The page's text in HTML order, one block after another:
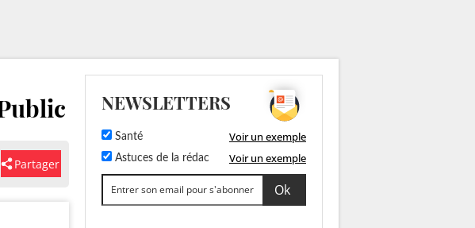
Partager
NEWSLETTERS
Santé Voir un exemple
Astuces de la rédac Voir un exemple